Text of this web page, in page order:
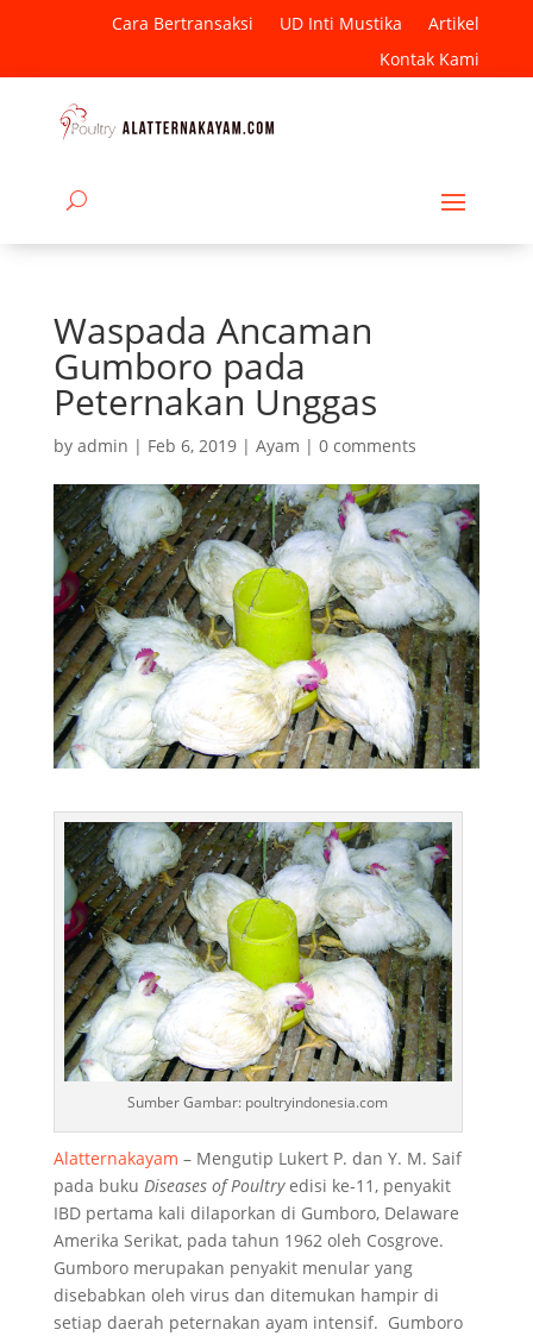
Cara Bertransaksi UD Inti Mustika
Artikel
Kontak Kami
Waspada Ancaman
Gumboro pada
Peternakan Unggas
by admin | Feb 6, 2019| Ayam | 0 comments
Sumber Gambar: poultryindonesia.com
Alatternakayam – Mengutip Lukert P. dan Y. M. Saif
pada buku Diseases of Poultry edisi ke-11, penyakit
IBD pertama kali dilaporkan di Gumboro, Delaware
Amerika Serikat, pada tahun 1962 oleh Cosgrove.
Gumboro merupakan penyakit menular yang
disebabkan oleh virus dan ditemukan hampir di
setiap daerah peternakan ayam intensif. Gumboro